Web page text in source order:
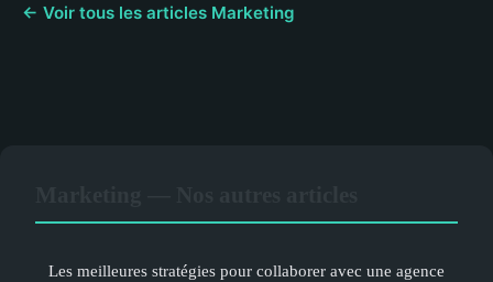
← Voir tous les articles Marketing
Les meilleures stratégies pour collaborer avec une agence